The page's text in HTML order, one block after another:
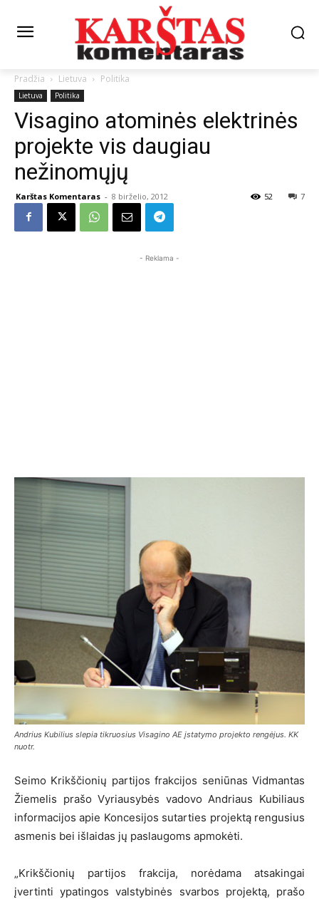
Pradžia Lietuva Politika
Lietuva Politika
Visagino atominės elektrinės
projekte vis daugiau
nežinomųjų
Karštas Komentaras - 8 birželio, 2012 7
52
- Reklama -
Andrius Kubilius slepia tikruosius Visagino AE įstatymo projekto rengėjus. KK
nuotr.
Seimo Krikščionių partijos frakcijos seniūnas Vidmantas
Žiemelis prašo Vyriausybės vadovo Andriaus Kubiliaus
informacijos apie Koncesijos sutarties projektą rengusius
asmenis bei išlaidas jų paslaugoms apmokėti.
„Krikščionių partijos frakcija, norėdama atsakingai
įvertinti ypatingos valstybinės svarbos projektą, prašo